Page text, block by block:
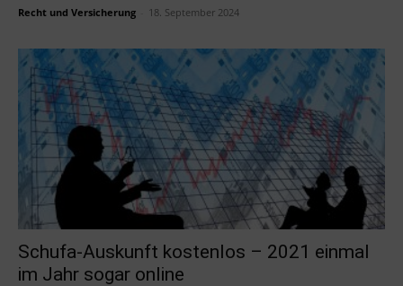
Recht und Versicherung 18. September 2024
Schufa-Auskunft kostenlos – 2021 einmal
im Jahr sogar online